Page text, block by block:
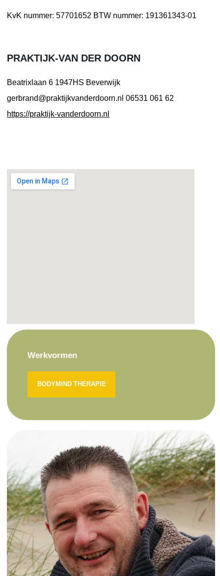
KvK nummer: 57701652 BTW nummer: 191361343-01
PRAKTIJK-VAN DER DOORN
Beatrixlaan 6 1947HS Beverwijk
gerbrand@praktijkvanderdoorn.nl 06531 061 62
https://praktijk-vanderdoorn.nl
Werkvormen
BODYMIND THERAPIE